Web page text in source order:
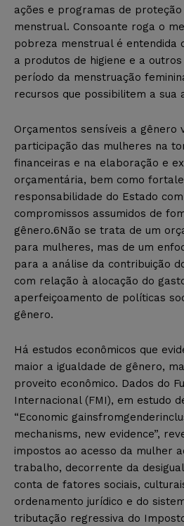
ações e programas de proteção
menstrual. Consoante roga o
pobreza menstrual é entendida
a produtos de higiene e a
período da menstruação
recursos que possibilitem a sua
Orçamentos sensíveis a gênero
participação das mulheres na
financeiras e na elaboração e
orçamentária, bem como
responsabilidade do Estado
compromissos assumidos de
gênero.6Não se trata de um
para mulheres, mas de um
para a análise da contribuição
com relação à alocação do
aperfeiçoamento de políticas
gênero.
Há estudos econômicos que
maior a igualdade de gênero,
proveito econômico. Dados do
Internacional (FMI), em estudo
“Economic
mechanisms, new evidence”,
impostos ao acesso da mulher
trabalho, decorrente da
conta de fatores sociais,
ordenamento jurídico e do
tributação regressiva do